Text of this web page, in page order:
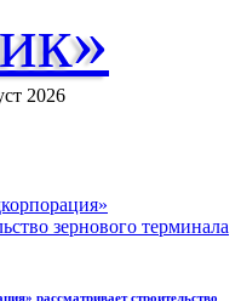
2026
рассматривает строительство